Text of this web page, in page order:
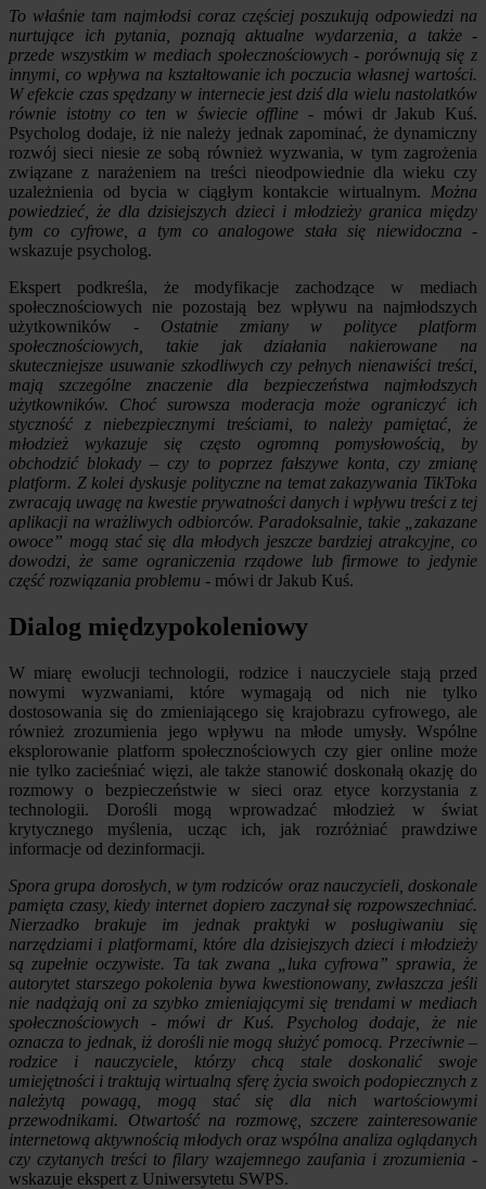
To właśnie tam najmłodsi coraz częściej poszukują odpowiedzi na
nurtujące ich pytania, poznają aktualne wydarzenia, a także -
przede wszystkim w mediach społecznościowych - porównują się z
innymi, co wpływa na kształtowanie ich poczucia własnej wartości.
W efekcie czas spędzany w internecie jest dziś dla wielu nastolatków
równie istotny co ten w świecie offline - mówi dr Jakub Kuś.
Psycholog dodaje, iż nie należy jednak zapominać, że dynamiczny
rozwój sieci niesie ze sobą również wyzwania, w tym zagrożenia
związane z narażeniem na treści nieodpowiednie dla wieku czy
uzależnienia od bycia w ciągłym kontakcie wirtualnym. Można
powiedzieć, że dla dzisiejszych dzieci i młodzieży granica między
tym co cyfrowe, a tym co analogowe stała się niewidoczna -
wskazuje psycholog.
Ekspert podkreśla, że modyfikacje zachodzące w mediach
społecznościowych nie pozostają bez wpływu na najmłodszych
użytkowników - Ostatnie zmiany w polityce platform
społecznościowych, takie jak działania nakierowane na
skuteczniejsze usuwanie szkodliwych czy pełnych nienawiści treści,
mają szczególne znaczenie dla bezpieczeństwa najmłodszych
użytkowników. Choć surowsza moderacja może ograniczyć ich
styczność z niebezpiecznymi treściami, to należy pamiętać, że
młodzież wykazuje się często ogromną pomysłowością, by
obchodzić blokady – czy to poprzez fałszywe konta, czy zmianę
platform. Z kolei dyskusje polityczne na temat zakazywania TikToka
zwracają uwagę na kwestie prywatności danych i wpływu treści z tej
aplikacji na wrażliwych odbiorców. Paradoksalnie, takie „zakazane
owoce” mogą stać się dla młodych jeszcze bardziej atrakcyjne, co
dowodzi, że same ograniczenia rządowe lub firmowe to jedynie
część rozwiązania problemu - mówi dr Jakub Kuś.
Dialog międzypokoleniowy
W miarę ewolucji technologii, rodzice i nauczyciele stają przed
nowymi wyzwaniami, które wymagają od nich nie tylko
dostosowania się do zmieniającego się krajobrazu cyfrowego, ale
również zrozumienia jego wpływu na młode umysły. Wspólne
eksplorowanie platform społecznościowych czy gier online może
nie tylko zacieśniać więzi, ale także stanowić doskonałą okazję do
rozmowy o bezpieczeństwie w sieci oraz etyce korzystania z
technologii. Dorośli mogą wprowadzać młodzież w świat
krytycznego myślenia, ucząc ich, jak rozróżniać prawdziwe
informacje od dezinformacji.
Spora grupa dorosłych, w tym rodziców oraz nauczycieli, doskonale
pamięta czasy, kiedy internet dopiero zaczynał się rozpowszechniać.
Nierzadko brakuje im jednak praktyki w posługiwaniu się
narzędziami i platformami, które dla dzisiejszych dzieci i młodzieży
są zupełnie oczywiste. Ta tak zwana „luka cyfrowa” sprawia, że
autorytet starszego pokolenia bywa kwestionowany, zwłaszcza jeśli
nie nadążają oni za szybko zmieniającymi się trendami w mediach
społecznościowych - mówi dr Kuś. Psycholog dodaje, że nie
oznacza to jednak, iż dorośli nie mogą służyć pomocą. Przeciwnie –
rodzice i nauczyciele, którzy chcą stale doskonalić swoje
umiejętności i traktują wirtualną sferę życia swoich podopiecznych z
należytą powagą, mogą stać się dla nich wartościowymi
przewodnikami. Otwartość na rozmowę, szczere zainteresowanie
internetową aktywnością młodych oraz wspólna analiza oglądanych
czy czytanych treści to filary wzajemnego zaufania i zrozumienia -
wskazuje ekspert z Uniwersytetu SWPS.